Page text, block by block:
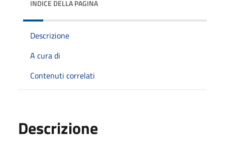
INDICE DELLA PAGINA
Descrizione
A cura di
Contenuti correlati
Descrizione